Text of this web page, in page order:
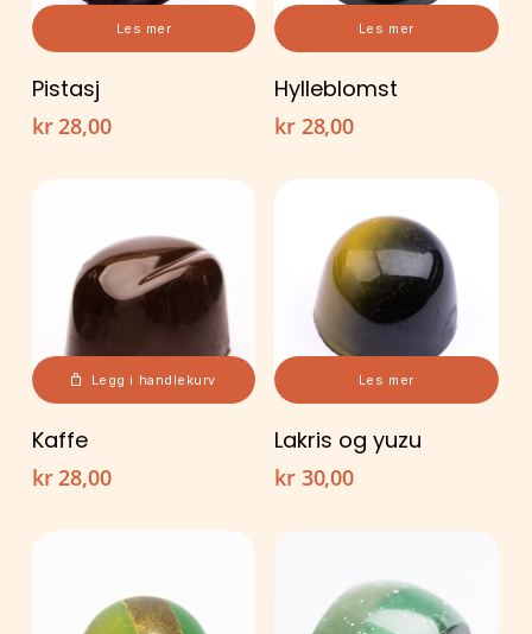
Les mer
Pistasj
kr28,00
Les mer
Hylleblomst
kr28,00
Legg i handlekurv
Kaffe
kr28,00
Les mer
Lakris og yuzu
kr30,00